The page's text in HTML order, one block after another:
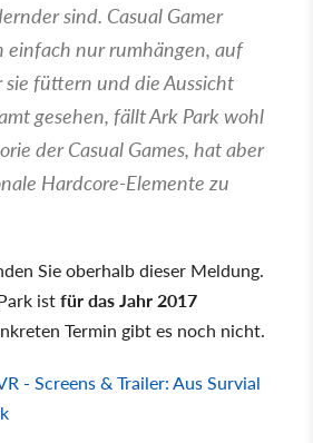
sind. Casual Gamer
einfach nur rumhängen, auf
füttern und die Aussicht
gesehen, fällt Ark Park wohl
der Casual Games, hat aber
Hardcore-Elemente zu
Sie oberhalb dieser Meldung.
istfür das Jahr 2017
Termin gibt es noch nicht.
- Screens & Trailer: Aus Survial